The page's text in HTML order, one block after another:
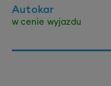
Autokar
w cenie wyjazdu